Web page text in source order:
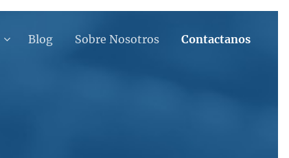
Blog Sobre Nosotros Contactanos